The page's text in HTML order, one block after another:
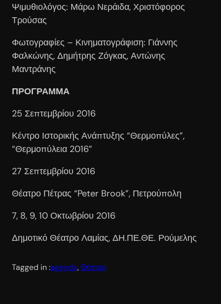
Ψιμυθιολόγος: Μάρω Νεράιδα, Χριστόφορος
Τρούσας
Φωτογραφίες – Κινηματογράφιση: Γιάννης
Φαλκώνης, Δημήτρης Ζόγκας, Αντώνης
Μαντράνης
ΠΡΟΓΡΑΜΜΑ
25 Σεπτεμβρίου 2016
Κέντρο Ιστορικής Ανάπτυξης “Θερμοπύλες”,
“Θερμοπύλεια 2016”
27 Σεπτεμβρίου 2016
Θέατρο Πέτρας “Peter Brook”, Πετρούπολη
7, 8, 9, 10 Οκτωβρίου 2016
Δημοτικό Θέατρο Λαμίας, ΔΗ.ΠΕ.ΘΕ. Ρούμελης
Tagged in :agenda, Θέατρο